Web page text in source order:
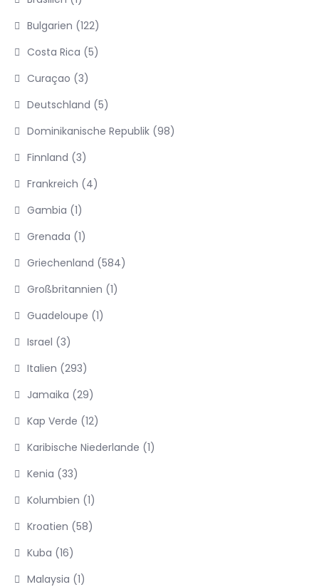
Bulgarien (122)
Costa Rica (5)
Curaçao (3)
Deutschland (5)
Dominikanische Republik (98)
Finnland (3)
Frankreich (4)
Gambia (1)
Grenada (1)
Griechenland (584)
Großbritannien (1)
Guadeloupe (1)
Israel (3)
Italien (293)
Jamaika (29)
Kap Verde (12)
Karibische Niederlande (1)
Kenia (33)
Kolumbien (1)
Kroatien (58)
Kuba (16)
Malaysia (1)